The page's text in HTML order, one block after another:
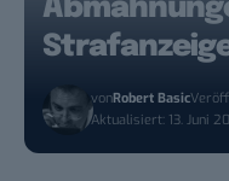
vonRobert Basic
Aktualisiert: 13. Juni